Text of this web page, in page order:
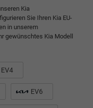
Kia
Sie Ihren Kia EU-
in unserem
gewünschtes Kia Modell
EV4
EV6